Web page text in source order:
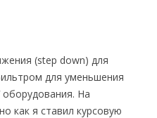
(step down) для
для уменьшения
На
как я ставил курсовую